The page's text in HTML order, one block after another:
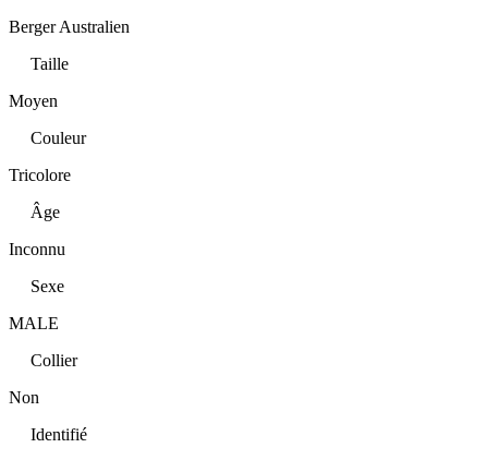
Berger Australien
Taille
Moyen
Couleur
Tricolore
Âge
Inconnu
Sexe
MALE
Collier
Non
Identifié